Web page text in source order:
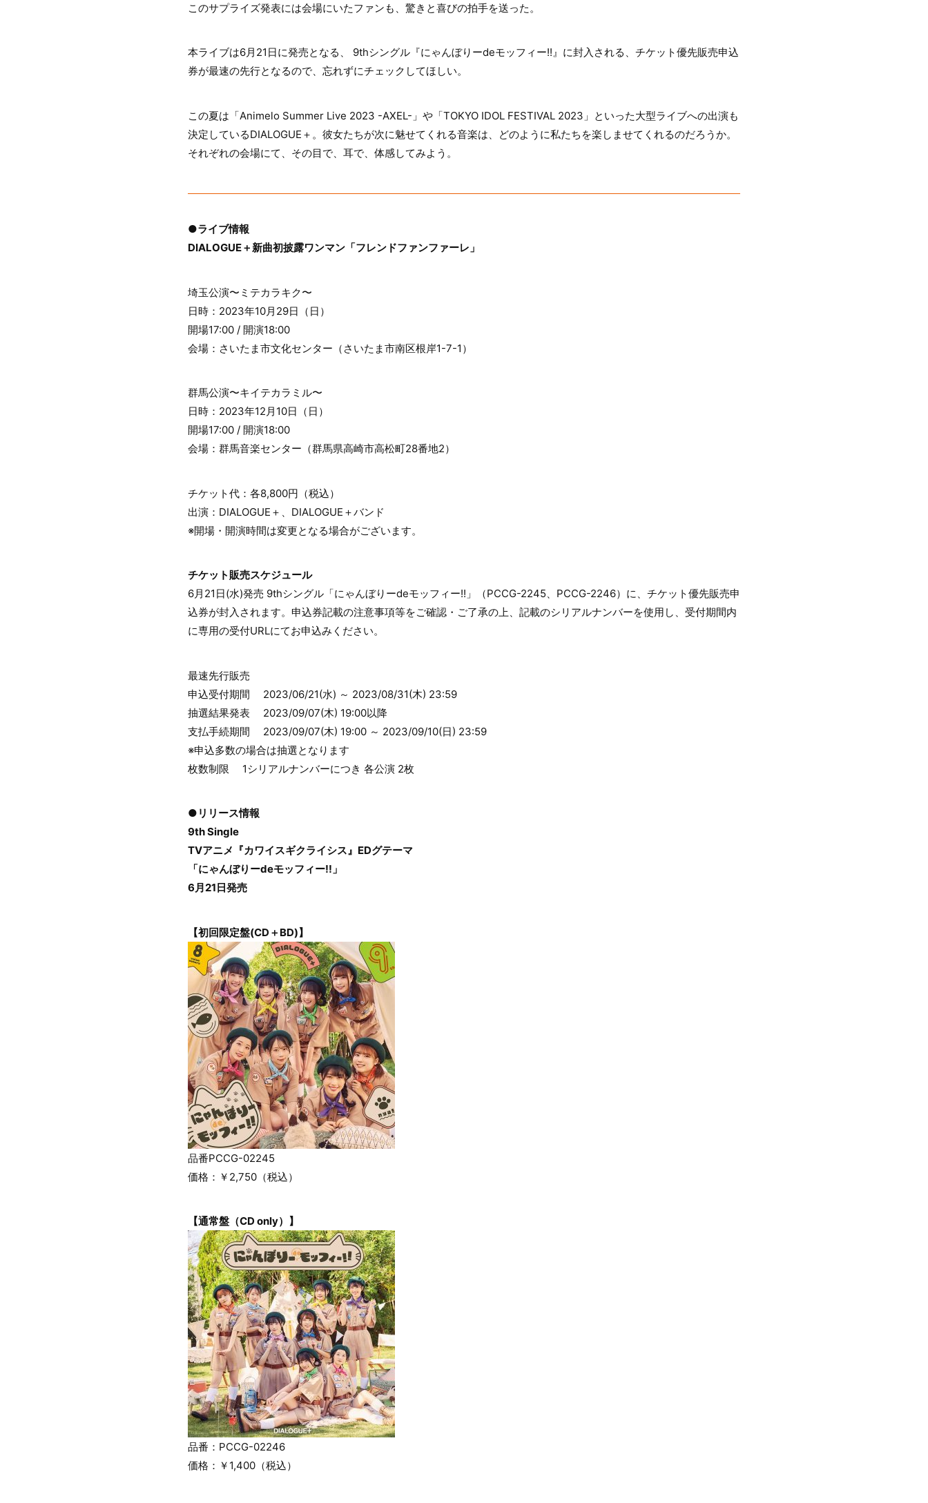
このサプライズ発表には会場にいたファンも、驚きと喜びの拍手を送った。
本ライブは6月21日に発売となる、 9thシングル『にゃんぼりーdeモッフィー!!』に封入される、チケット優先販売申込
券が最速の先行となるので、忘れずにチェックしてほしい。
この夏は「Animelo Summer Live 2023 -AXEL-」や「TOKYO IDOL FESTIVAL 2023」といった大型ライブへの出演も
決定しているDIALOGUE＋。彼女たちが次に魅せてくれる音楽は、どのように私たちを楽しませてくれるのだろうか。
それぞれの会場にて、その目で、耳で、体感してみよう。
●ライブ情報
DIALOGUE＋新曲初披露ワンマン「フレンドファンファーレ」
埼玉公演〜ミテカラキク〜
日時：2023年10月29日（日）
開場17:00 / 開演18:00
会場：さいたま市文化センター（さいたま市南区根岸1-7-1）
群馬公演〜キイテカラミル〜
日時：2023年12月10日（日）
開場17:00 / 開演18:00
会場：群馬音楽センター（群馬県高崎市高松町28番地2）
チケット代：各8,800円（税込）
出演：DIALOGUE＋、DIALOGUE＋バンド
※開場・開演時間は変更となる場合がございます。
チケット販売スケジュール
6月21日(水)発売 9thシングル「にゃんぼりーdeモッフィー!!」（PCCG-2245、PCCG-2246）に、チケット優先販売申
込券が封入されます。申込券記載の注意事項等をご確認・ご了承の上、記載のシリアルナンバーを使用し、受付期間内
に専用の受付URLにてお申込みください。
最速先行販売
申込受付期間 2023/06/21(水) ～ 2023/08/31(木) 23:59
抽選結果発表 2023/09/07(木) 19:00以降
支払手続期間 2023/09/07(木) 19:00 ～ 2023/09/10(日) 23:59
※申込多数の場合は抽選となります
枚数制限 1シリアルナンバーにつき 各公演 2枚
●リリース情報
9th Single
TVアニメ『カワイスギクライシス』EDグテーマ
「にゃんぼりーdeモッフィー!!」
6月21日発売
【初回限定盤(CD＋BD)】
品番PCCG-02245
価格：￥2,750（税込）
【通常盤（CD only）】
品番：PCCG-02246
価格：￥1,400（税込）